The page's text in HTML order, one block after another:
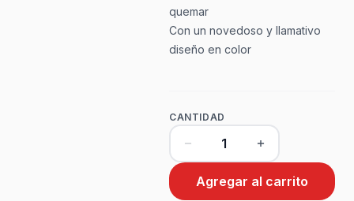
quemar
Con un novedoso y llamativo
diseño en color
CANTIDAD
Agregar al carrito